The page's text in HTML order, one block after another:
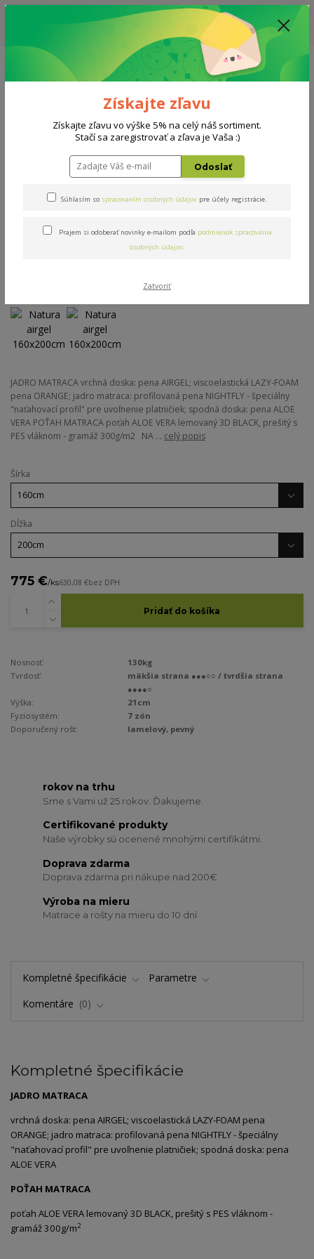
ZĽAVA: VŠETKY VYSTAVENÉ POSTELE ZA 400€ - CENA MATRACU A ROŠTU
PODĽA VÝBERU / DODACIA LEHOTA JE AKTUÁLNE 10-15 PRACOVNÝCH
Menu
0908 777 700 Po-So: 10-18 hod.
0
Matrace Natura airgel 160x200cm
Natura airgel 160x200cm
Doprava ZADARMO
JADRO MATRACA vrchná doska: pena AIRGEL; viscoelastická LAZY-FOAM
pena ORANGE; jadro matraca: profilovaná pena NIGHTFLY - špeciálny
"naťahovací profil" pre uvoľnenie platničiek; spodná doska: pena ALOE
VERA POŤAH MATRACA poťah ALOE VERA lemovaný 3D BLACK, prešitý s
PES vláknom - gramáž 300g/m2 NA ... celý popis
Šírka
Dĺžka
775 €/ks630,08 €bez DPH
Pridať do košíka
Nosnosť:
130kg
Tvrdosť:
mäkšia strana ●●●○○ / tvrdšia strana
●●●●○
Výška:
21cm
Fyziosystém:
7 zón
Doporučený rošt:
lamelový, pevný
rokov na trhu
Sme s Vami už 25 rokov. Ďakujeme.
Certifikované produkty
Naše výrobky sú ocenené mnohými certifikátmi.
Doprava zdarma
Doprava zdarma pri nákupe nad 200€
Výroba na mieru
Matrace a rošty na mieru do 10 dní
Kompletné špecifikácie
Parametre
Komentáre
0
Kompletné špecifikácie
JADRO MATRACA
vrchná doska: pena AIRGEL; viscoelastická LAZY-FOAM pena
ORANGE; jadro matraca: profilovaná pena NIGHTFLY - špeciálny
"naťahovací profil" pre uvoľnenie platničiek; spodná doska: pena
ALOE VERA
POŤAH MATRACA
poťah ALOE VERA lemovaný 3D BLACK, prešitý s PES vláknom -
gramáž 300g/m2
Získajte zľavu
Získajte zľavu vo výške 5% na celý náš sortiment.
Stačí sa zaregistrovať a zľava je Vaša :)
Odoslať
Súhlasím so spracovaním osobných údajov pre účely registrácie.
Prajem si odoberať novinky e-mailom podľa podmienok spracovania
osobných údajov.
Zatvoriť